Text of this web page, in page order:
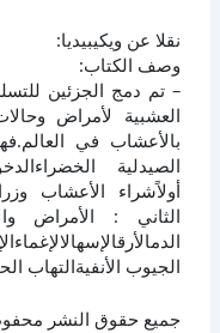
نقلا عن ويكيبيديا:
وصف الكتاب:
– تم دمج الجزئين
العشبية لأمراض
بالأعشاب في
الصيدلية
أولاًشراء الأعشاب
الثاني : الأمراض
الجيوب الأنفيةالتهاب
جميع حقوق النشر